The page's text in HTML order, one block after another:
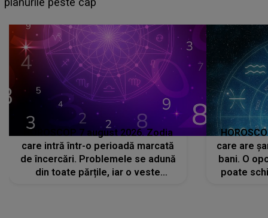
HOROSCOP 7 august 2026. Zodia
care intră într-o perioadă marcată
de încercări. Problemele se adună
din toate părțile, iar o veste
care are
bani. O
poate